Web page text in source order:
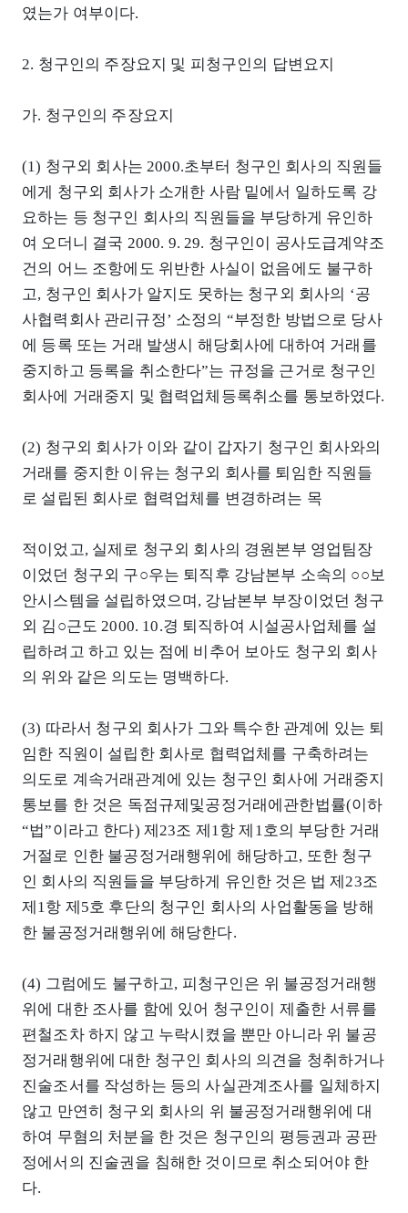
였는가 여부이다.
2. 청구인의 주장요지 및 피청구인의 답변요지
가. 청구인의 주장요지
(1) 청구외 회사는 2000.초부터 청구인 회사의 직원들
에게 청구외 회사가 소개한 사람 밑에서 일하도록 강
요하는 등 청구인 회사의 직원들을 부당하게 유인하
여 오더니 결국 2000. 9. 29. 청구인이 공사도급계약조
건의 어느 조항에도 위반한 사실이 없음에도 불구하
고, 청구인 회사가 알지도 못하는 청구외 회사의 ‘공
사협력회사 관리규정’ 소정의 “부정한 방법으로 당사
에 등록 또는 거래 발생시 해당회사에 대하여 거래를
중지하고 등록을 취소한다”는 규정을 근거로 청구인
회사에 거래중지 및 협력업체등록취소를 통보하였다.
(2) 청구외 회사가 이와 같이 갑자기 청구인 회사와의
거래를 중지한 이유는 청구외 회사를 퇴임한 직원들
로 설립된 회사로 협력업체를 변경하려는 목
적이었고, 실제로 청구외 회사의 경원본부 영업팀장
이었던 청구외 구○우는 퇴직후 강남본부 소속의 ○○보
안시스템을 설립하였으며, 강남본부 부장이었던 청구
외 김○근도 2000. 10.경 퇴직하여 시설공사업체를 설
립하려고 하고 있는 점에 비추어 보아도 청구외 회사
의 위와 같은 의도는 명백하다.
(3) 따라서 청구외 회사가 그와 특수한 관계에 있는 퇴
임한 직원이 설립한 회사로 협력업체를 구축하려는
의도로 계속거래관계에 있는 청구인 회사에 거래중지
통보를 한 것은 독점규제및공정거래에관한법률(이하
“법”이라고 한다) 제23조 제1항 제1호의 부당한 거래
거절로 인한 불공정거래행위에 해당하고, 또한 청구
인 회사의 직원들을 부당하게 유인한 것은 법 제23조
제1항 제5호 후단의 청구인 회사의 사업활동을 방해
한 불공정거래행위에 해당한다.
(4) 그럼에도 불구하고, 피청구인은 위 불공정거래행
위에 대한 조사를 함에 있어 청구인이 제출한 서류를
편철조차 하지 않고 누락시켰을 뿐만 아니라 위 불공
정거래행위에 대한 청구인 회사의 의견을 청취하거나
진술조서를 작성하는 등의 사실관계조사를 일체하지
않고 만연히 청구외 회사의 위 불공정거래행위에 대
하여 무혐의 처분을 한 것은 청구인의 평등권과 공판
정에서의 진술권을 침해한 것이므로 취소되어야 한
다.